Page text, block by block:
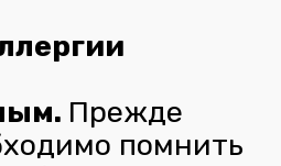
Прежде
помнить